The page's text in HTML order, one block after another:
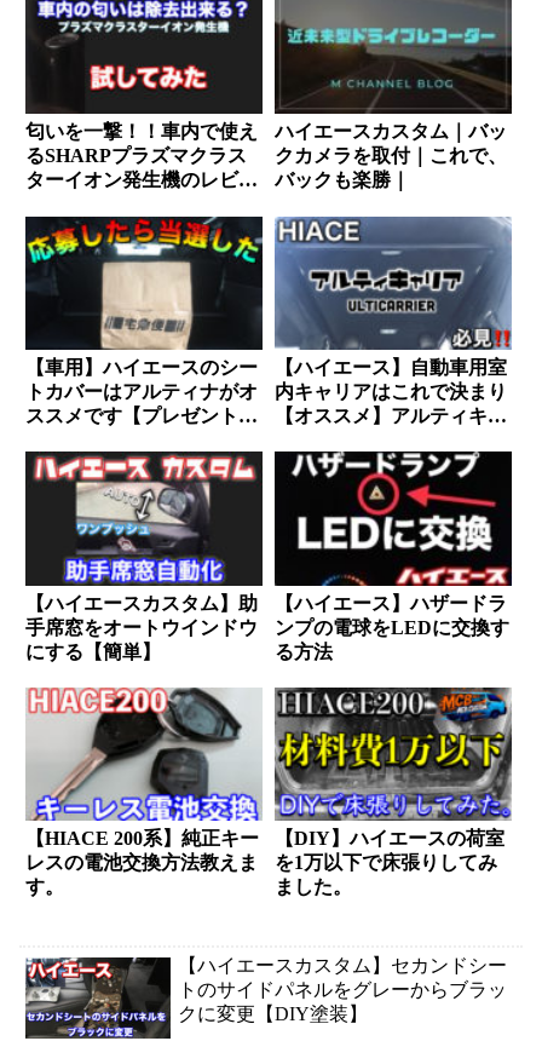
匂いを一撃！！車内で使え
るSHARPプラズマクラス
ターイオン発生機のレビュ
ハイエースカスタム｜バッ
クカメラを取付｜これで、
バックも楽勝｜
【車用】ハイエースのシー
トカバーはアルティナがオ
ススメです【プレゼントの
【ハイエース】自動車用室
内キャリアはこれで決まり
【オススメ】アルティキャ
【ハイエースカスタム】助
手席窓をオートウインドウ
にする【簡単】
【ハイエース】ハザードラ
ンプの電球をLEDに交換す
る方法
【HIACE 200系】純正キー
レスの電池交換方法教えま
す。
【DIY】ハイエースの荷室
を1万以下で床張りしてみ
ました。
【ハイエースカスタム】セカンドシー
トのサイドパネルをグレーからブラッ
クに変更【DIY塗装】